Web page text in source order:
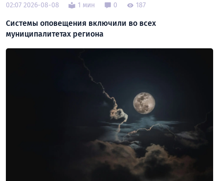
02:07 2026-08-08 1 мин 0 187
Системы оповещения включили во всех
муниципалитетах региона